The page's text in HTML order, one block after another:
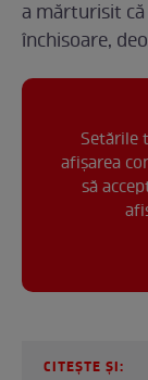
a mărturisit că
închisoare,
Setările
afișarea
să
CITEȘTE ȘI: